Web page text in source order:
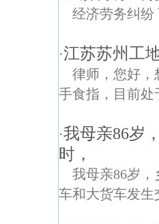
经济劳务纠纷
·江苏苏州工
律师，您好，
手食指，目前处
·我母亲86岁
时，
我母亲86岁
车和大货车发生